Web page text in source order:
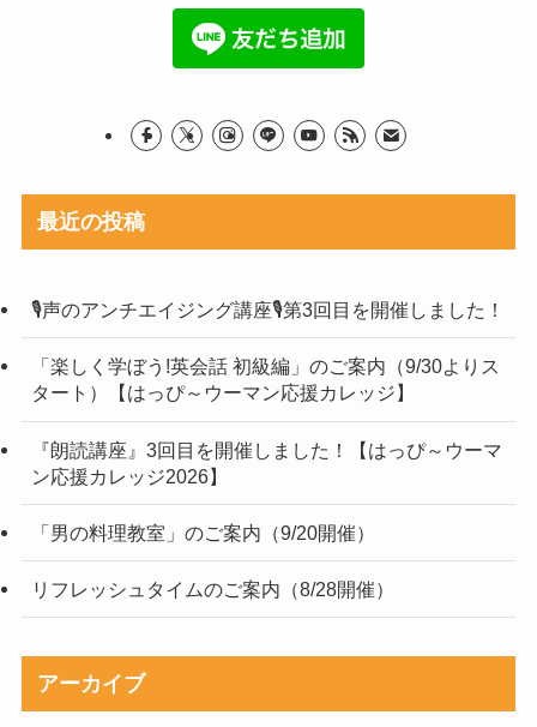
最近の投稿
🎙声のアンチエイジング講座🎙第3回目を開催しました！
「楽しく学ぼう!英会話 初級編」のご案内（9/30よりス
タート）【はっぴ～ウーマン応援カレッジ】
『朗読講座』3回目を開催しました！【はっぴ～ウーマ
ン応援カレッジ2026】
「男の料理教室」のご案内（9/20開催）
リフレッシュタイムのご案内（8/28開催）
アーカイブ